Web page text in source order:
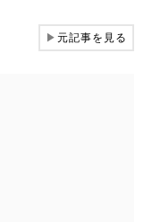
▶元記事を見る